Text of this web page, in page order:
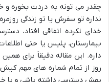
چقدر می تونه به دردت بخوره
نداره تو سفرش یا تو زندگی
خدای نکرده اتفاقی افتاد،
بیمارستان، پلیس یا حتی
داره. این مقاله دقیقاً برای
روز از تمام شماره های مهم
بهش دسترسی داشته باشی و با